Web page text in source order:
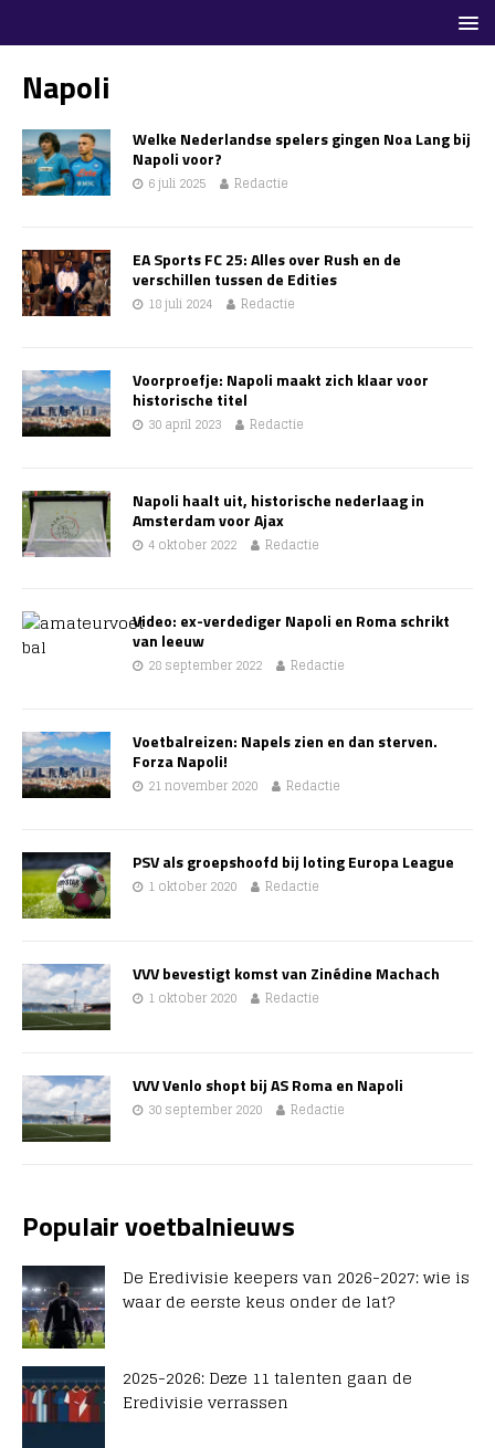
Napoli
Welke Nederlandse spelers gingen Noa Lang bij
Napoli voor?
6 juli 2025 Redactie
EA Sports FC 25: Alles over Rush en de
verschillen tussen de Edities
18 juli 2024 Redactie
Voorproefje: Napoli maakt zich klaar voor
historische titel
30 april 2023 Redactie
Napoli haalt uit, historische nederlaag in
Amsterdam voor Ajax
4 oktober 2022 Redactie
Video: ex-verdediger Napoli en Roma schrikt
van leeuw
28 september 2022 Redactie
Voetbalreizen: Napels zien en dan sterven.
Forza Napoli!
21 november 2020 Redactie
PSV als groepshoofd bij loting Europa League
1 oktober 2020 Redactie
VVV bevestigt komst van Zinédine Machach
1 oktober 2020 Redactie
VVV Venlo shopt bij AS Roma en Napoli
30 september 2020 Redactie
Populair voetbalnieuws
De Eredivisie keepers van 2026-2027: wie is
waar de eerste keus onder de lat?
2025-2026: Deze 11 talenten gaan de
Eredivisie verrassen